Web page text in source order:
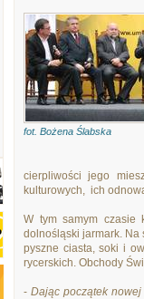
fot. Bożena Ślabska
cierpliwości jego
kulturowych, ich
W tym samym czasie
dolnośląski jarmark. Na
pyszne ciasta, soki i
rycerskich. Obchody
- Dając początek